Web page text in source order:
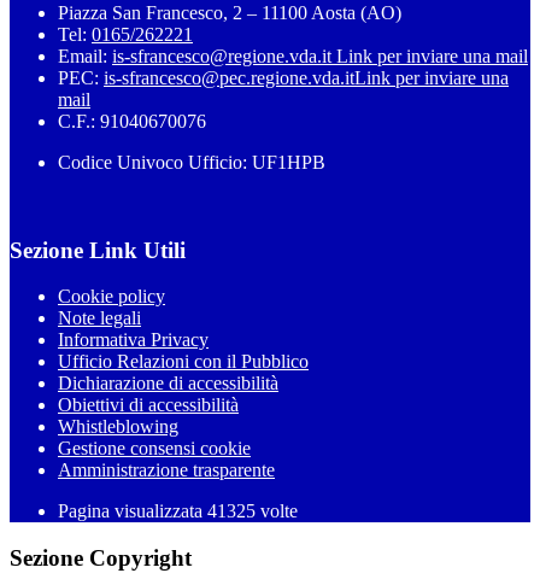
Piazza San Francesco, 2 – 11100 Aosta (AO)
Tel: 0165/262221
Email: is-sfrancesco@regione.vda.it Link per inviare una mail
PEC: is-sfrancesco@pec.regione.vda.itLink per inviare una
mail
C.F.: 91040670076
Codice Univoco Ufficio: UF1HPB
Sezione Link Utili
Cookie policy
Note legali
Informativa Privacy
Ufficio Relazioni con il Pubblico
Dichiarazione di accessibilità
Obiettivi di accessibilità
Whistleblowing
Gestione consensi cookie
Amministrazione trasparente
Pagina visualizzata 41325 volte
Sezione Copyright